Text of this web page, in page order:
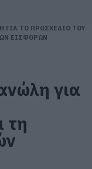
ΓΙΑ ΤΟ ΠΡΟΣΧΕΔΙΟ ΤΟΥ
ΕΙΣΦΟΡΩΝ
για
τη